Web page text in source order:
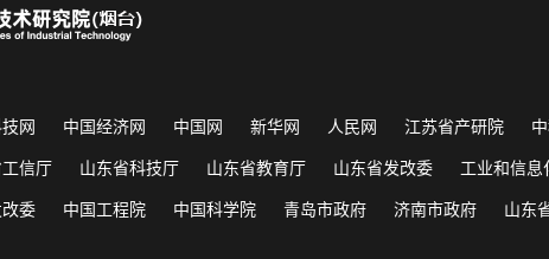
网 中国经济网 中国网 新华网 人民网 江苏省产研院
信厅
山东省科技厅 山东省教育厅 山东省发改委 工业和信息
委
中国工程院 中国科学院 青岛市政府 济南市政府 山东